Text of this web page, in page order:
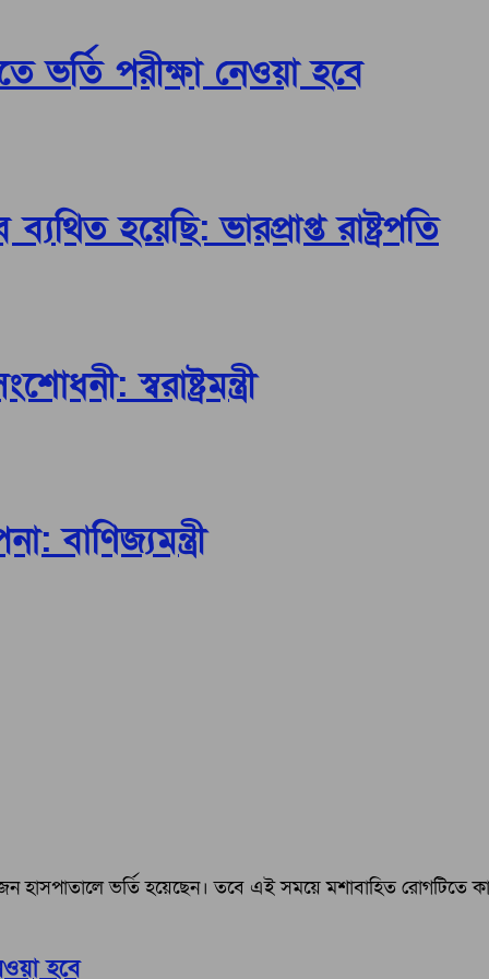
ভর্তি পরীক্ষা নেওয়া হবে
হয়েছি: ভারপ্রাপ্ত রাষ্ট্রপতি
স্বরাষ্ট্রমন্ত্রী
বাণিজ্যমন্ত্রী
হাসপাতালে ভর্তি হয়েছেন। তবে এই সময়ে মশাবাহিত রোগটিতে
হবে